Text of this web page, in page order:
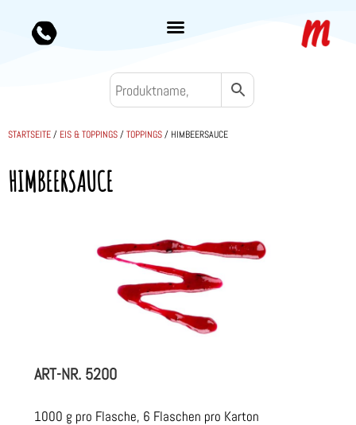
STARTSEITE/ EIS & TOPPINGS/TOPPINGS/ HIMBEERSAUCE
HIMBEERSAUCE
ART-NR. 5200
1000 g pro Flasche, 6 Flaschen pro Karton